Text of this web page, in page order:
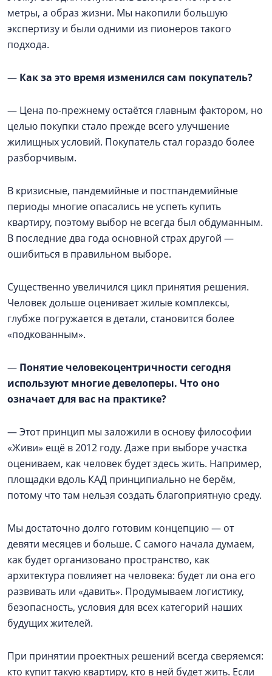
метры, а образ жизни. Мы накопили большую
экспертизу и были одними из пионеров такого
подхода.
— Как за это время изменился сам покупатель?
— Цена по-прежнему остаётся главным фактором, но
целью покупки стало прежде всего улучшение
жилищных условий. Покупатель стал гораздо более
разборчивым.
В кризисные, пандемийные и постпандемийные
периоды многие опасались не успеть купить
квартиру, поэтому выбор не всегда был обдуманным.
В последние два года основной страх другой —
ошибиться в правильном выборе.
Существенно увеличился цикл принятия решения.
Человек дольше оценивает жилые комплексы,
глубже погружается в детали, становится более
«подкованным».
— Понятие человекоцентричности сегодня
используют многие девелоперы. Что оно
означает для вас на практике?
— Этот принцип мы заложили в основу философии
«Живи» ещё в 2012 году. Даже при выборе участка
оцениваем, как человек будет здесь жить. Например,
площадки вдоль КАД принципиально не берём,
потому что там нельзя создать благоприятную среду.
Мы достаточно долго готовим концепцию — от
девяти месяцев и больше. С самого начала думаем,
как будет организовано пространство, как
архитектура повлияет на человека: будет ли она его
развивать или «давить». Продумываем логистику,
безопасность, условия для всех категорий наших
будущих жителей.
При принятии проектных решений всегда сверяемся:
кто купит такую квартиру, кто в ней будет жить. Если